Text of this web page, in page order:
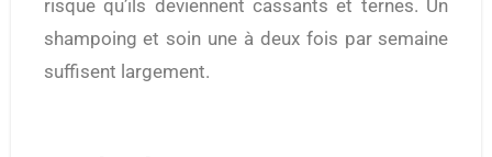
risque qu’ils deviennent cassants et ternes. Un
shampoing et soin une à deux fois par semaine
suffisent largement.